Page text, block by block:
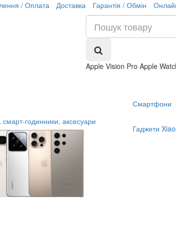
/ Оплата Доставка Гарантія / Обмін
Apple Vision Pro Apple
годинники, аксесуари
Смартфони
Гаджети